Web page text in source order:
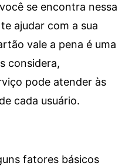
se encontra nessa
ajudar com a sua
vale a pena é uma
considera,
pode atender às
cada usuário.
fatores básicos